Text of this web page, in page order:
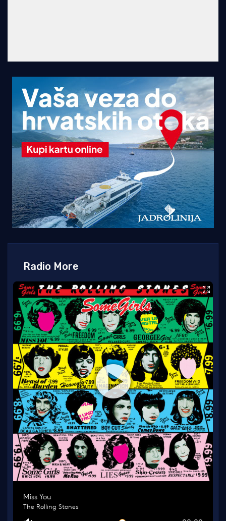
Radio More